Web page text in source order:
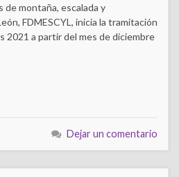
montaña, escalada y
FDMESCYL, inicia la tramitación
2021 a partir del mes de diciembre
Dejar un comentario